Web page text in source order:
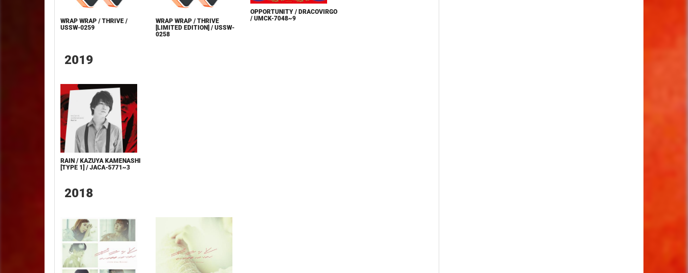
WRAP WRAP / THRIVE /
USSW-0259
WRAP WRAP / THRIVE
[LIMITED EDITION] / USSW-
0258
OPPORTUNITY / DRACOVIRGO
/ UMCK-7048~9
2019
RAIN / KAZUYA KAMENASHI
[TYPE 1] / JACA-5771~3
2018